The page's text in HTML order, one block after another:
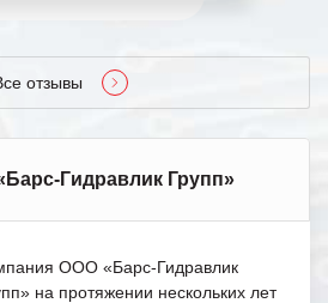
отзывы
Гидравлик Групп»
ООО «Барс-Гидравлик
на протяжении нескольких лет